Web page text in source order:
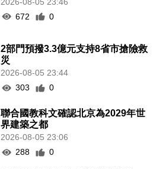
672
0
2部門預撥3.3億元支持8省市搶險救
災
2026-08-05 23:44
303
0
聯合國教科文確認北京為2029年世
界建築之都
2026-08-05 23:06
288
0